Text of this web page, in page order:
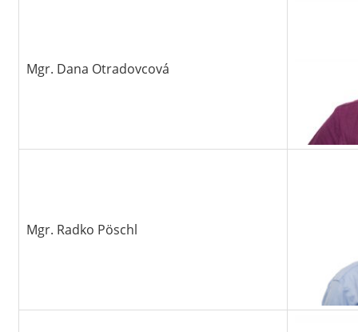
Mgr. Dana Otradovcová
Mgr. Radko Pöschl